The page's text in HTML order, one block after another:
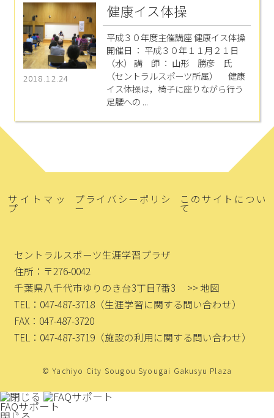
2018.12.24
健康イス体操
平成３０年度主催講座 健康イス体操
開催日 ： 平成３０年１１月２１日
（水） 講 師 ： 山形 勝彦 氏
（セントラルスポーツ所属） 健康
イス体操は，椅子に座りながら行う
足腰への ...
サイトマッ
プ
プライバシーポリシ
ー
このサイトについ
て
セントラルスポーツ生涯学習プラザ
住所：〒276-0042
千葉県八千代市ゆりのき台3丁目7番3
>> 地図
TEL：047-487-3718 （生涯学習に関する問い合わせ）
FAX：047-487-3720
TEL：047-487-3719 （施設の利用に関する問い合わせ）
© Yachiyo City Sougou Syougai Gakusyu Plaza
FAQサポート